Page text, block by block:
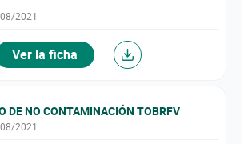
2021
Ver la ficha
DE NO CONTAMINACIÓN TOBRFV
2021